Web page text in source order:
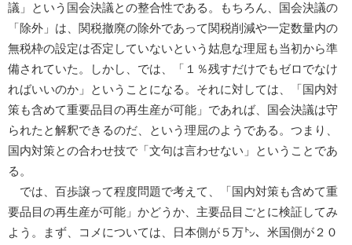
議」という国会決議との整合性である。もちろん、国会決議の
「除外」は、関税撤廃の除外であって関税削減や一定数量内の
無税枠の設定は否定していないという姑息な理屈も当初から準
備されていた。しかし、では、「１％残すだけでもゼロでなけ
ればいいのか」ということになる。それに対しては、「国内対
策も含めて重要品目の再生産が可能」であれば、国会決議は守
られたと解釈できるのだ、という理屈のようである。つまり、
国内対策との合わせ技で「文句は言わせない」ということであ
る。
では、百歩譲って程度問題で考えて、「国内対策も含めて重
要品目の再生産が可能」かどうか、主要品目ごとに検証してみ
よう。まず、コメについては、日本側が５万㌧、米国側が２０